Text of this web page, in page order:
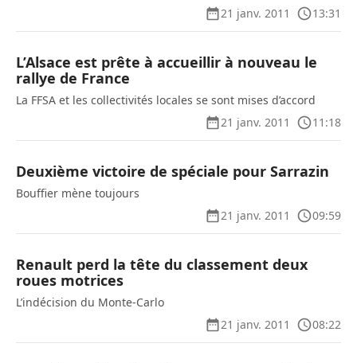
21 janv. 2011
13:31
L’Alsace est prête à accueillir à nouveau le
rallye de France
La FFSA et les collectivités locales se sont mises d’accord
21 janv. 2011
11:18
Deuxième victoire de spéciale pour Sarrazin
Bouffier mène toujours
21 janv. 2011
09:59
Renault perd la tête du classement deux
roues motrices
L’indécision du Monte-Carlo
21 janv. 2011
08:22